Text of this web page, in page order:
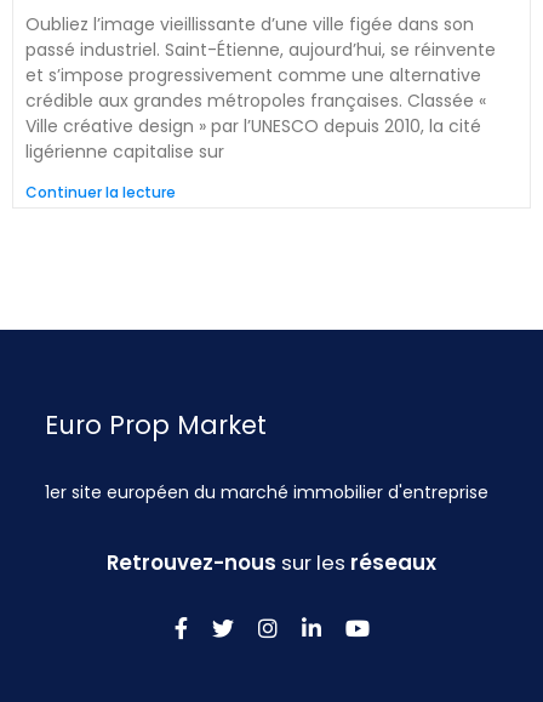
Oubliez l’image vieillissante d’une ville figée dans son
passé industriel. Saint-Étienne, aujourd’hui, se réinvente
et s’impose progressivement comme une alternative
crédible aux grandes métropoles françaises. Classée «
Ville créative design » par l’UNESCO depuis 2010, la cité
ligérienne capitalise sur
Continuer la lecture
Euro Prop Market
1er site européen du marché immobilier d'entreprise
Retrouvez-nous sur les réseaux